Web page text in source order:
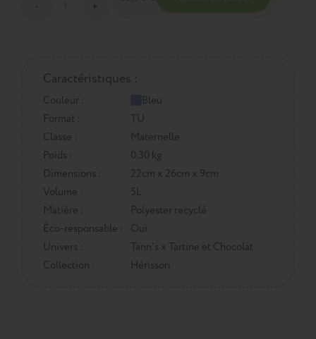
Caractéristiques :
Couleur :
Bleu
Format :
TU
Classe :
Maternelle
Poids :
0.30 kg
Dimensions :
22cm x 26cm x 9cm
Volume :
5L
Matière :
Polyester recyclé
Éco-responsable :
Oui
Univers :
Tann's x Tartine et Chocolat
Collection :
Hérisson